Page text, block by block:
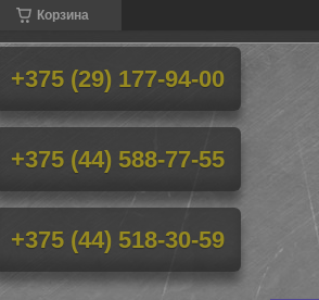
Корзина
+375 (29) 177-94-00
+375 (44) 588-77-55
+375 (44) 518-30-59